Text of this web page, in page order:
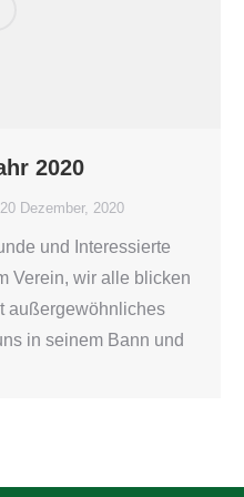
2020
20 Dezember, 2020
und Interessierte
Verein, wir alle blicken
außergewöhnliches
in seinem Bann und